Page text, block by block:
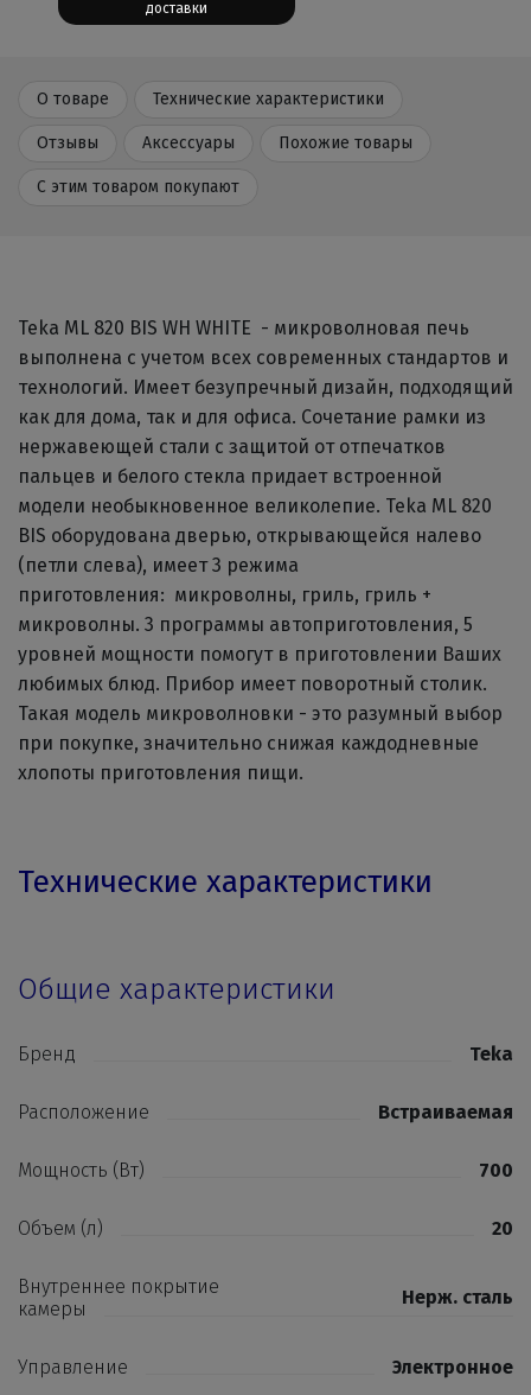
О товаре Технические характеристики
Отзывы Аксессуары Похожие товары
С этим товаром покупают
Teka ML 820 BIS WH WHITE - микроволновая печь
выполнена с учетом всех современных стандартов и
технологий. Имеет безупречный дизайн, подходящий
как для дома, так и для офиса. Сочетание рамки из
нержавеющей стали с защитой от отпечатков
пальцев и белого стекла придает встроенной
модели необыкновенное великолепие. Teka ML 820
BIS оборудована дверью, открывающейся налево
(петли слева), имеет 3 режима
приготовления: микроволны, гриль, гриль +
микроволны. 3 программы автоприготовления, 5
уровней мощности помогут в приготовлении Ваших
любимых блюд. Прибор имеет поворотный столик.
Такая модель микроволновки - это разумный выбор
при покупке, значительно снижая каждодневные
хлопоты приготовления пищи.
Технические характеристики
Общие характеристики
Бренд Teka
Расположение Встраиваемая
Мощность (Вт) 700
Объем (л) 20
Внутреннее покрытие
камеры
Нерж. сталь
Управление Электронное
доставки